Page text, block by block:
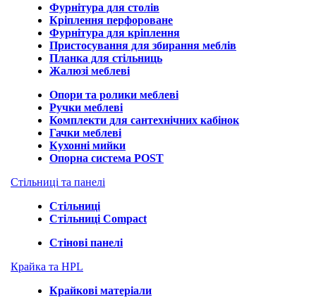
Фурнітура для столів
Кріплення перфороване
Фурнітура для кріплення
Пристосування для збирання меблів
Планка для стільниць
Жалюзі меблеві
Опори та ролики меблеві
Ручки меблеві
Комплекти для сантехнічних кабінок
Гачки меблеві
Кухонні мийки
Опорна система POST
Стільниці та панелі
Стільниці
Стільниці Compact
Стінові панелі
Крайка та HPL
Крайкові матеріали